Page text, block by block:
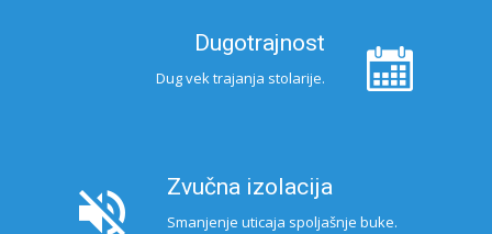
Dugotrajnost
Dug vek trajanja stolarije.
Zvučna izolacija
Smanjenje uticaja spoljašnje buke.